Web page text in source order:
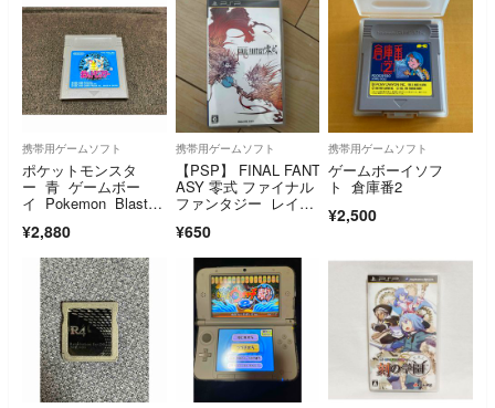
携帯用ゲームソフト
ポケットモンスタ
ー 青 ゲームボー
イ Pokemon Blastoi
¥2,880
携帯用ゲームソフト
【PSP】 FINAL FANT
ASY 零式 ファイナル
ファンタジー レイシ
¥650
携帯用ゲームソフト
ゲームボーイソフ
ト 倉庫番2
¥2,500